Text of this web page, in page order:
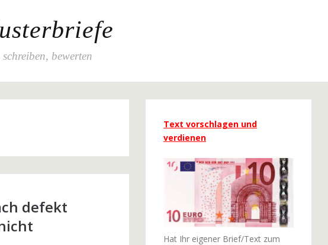
bewerten
defekt
Text vorschlagen und
verdienen
Hat Ihr eigener Brief/Text zum